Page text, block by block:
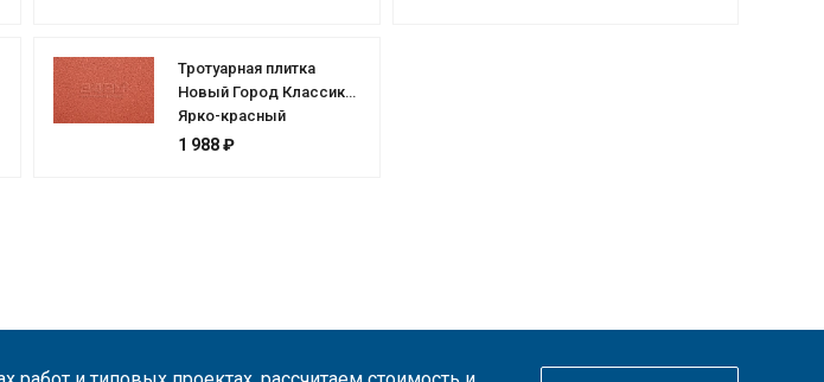
Тротуарная плитка
Новый Город Классик
Ярко-красный
1 988 ₽